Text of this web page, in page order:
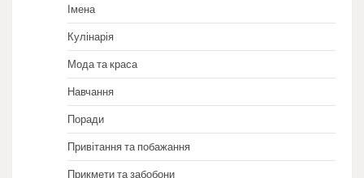
Імена
Кулінарія
Мода та краса
Навчання
Поради
Привітання та побажання
Прикмети та забобони